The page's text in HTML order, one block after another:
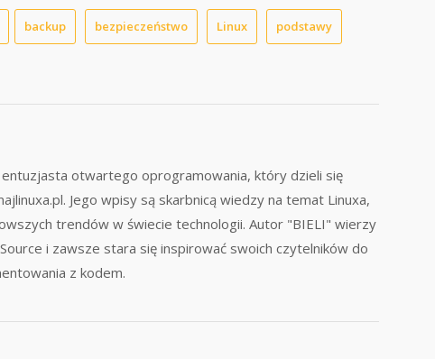
backup bezpieczeństwo Linux podstawy
otwartego oprogramowania, który dzieli się
Jego wpisy są skarbnicą wiedzy na temat Linuxa,
trendów w świecie technologii. Autor "BIELI" wierzy
i zawsze stara się inspirować swoich czytelników do
z kodem.